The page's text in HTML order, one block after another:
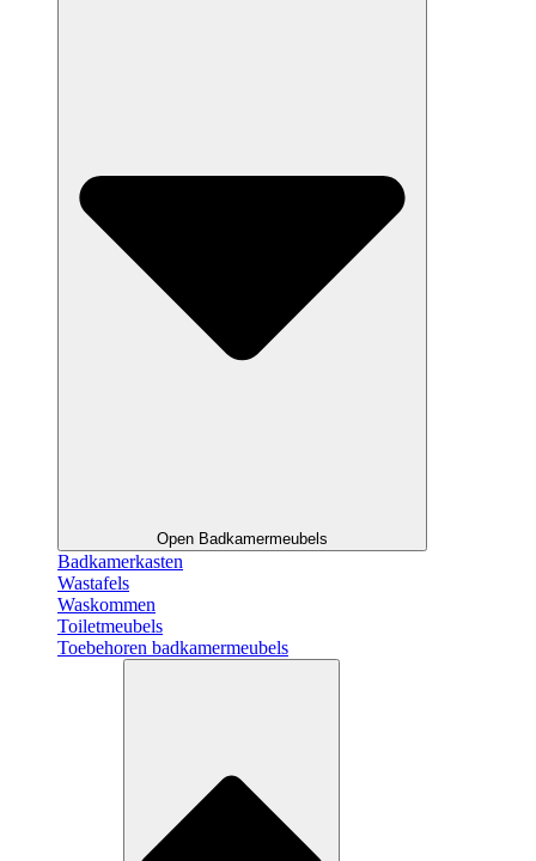
Open Badkamermeubels
Badkamerkasten
Wastafels
Waskommen
Toiletmeubels
Toebehoren badkamermeubels